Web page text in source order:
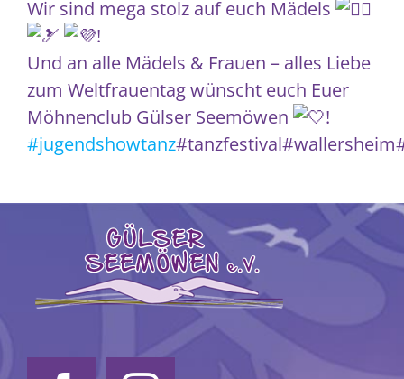
Wir sind mega stolz auf euch Mädels
!
Und an alle Mädels & Frauen – alles Liebe
zum Weltfrauentag wünscht euch Euer
Möhnenclub Gülser Seemöwen
!
#jugendshowtanz